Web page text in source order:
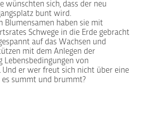
wünschten sich, dass der neu
bunt wird.
Blumensamen haben sie mit
Schwege in die Erde gebracht
auf das Wachsen und
mit dem Anlegen der
Lebensbedingungen von
Und er wer freut sich nicht über eine
es summt und brummt?